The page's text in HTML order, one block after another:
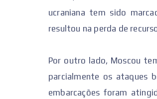
ucraniana tem sido
resultou na perda de
Por outro lado, Moscou
parcialmente os ataques
embarcações foram